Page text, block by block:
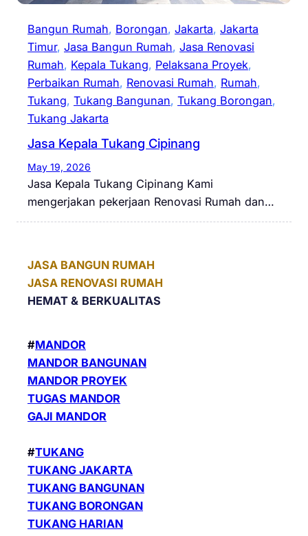
Bangun Rumah, Borongan, Jakarta, Jakarta
Timur, Jasa Bangun Rumah, Jasa Renovasi
Rumah, Kepala Tukang, Pelaksana Proyek
Perbaikan Rumah, Renovasi Rumah, Rumah
Tukang, Tukang Bangunan, Tukang Borongan
Tukang Jakarta
Jasa Kepala Tukang Cipinang
May 19, 2026
Jasa Kepala Tukang Cipinang Kami
mengerjakan pekerjaan Renovasi Rumah dan…
JASA BANGUN RUMAH
JASA RENOVASI RUMAH
HEMAT & BERKUALITAS
#MANDOR
MANDOR BANGUNAN
MANDOR PROYEK
TUGAS MANDOR
GAJI MANDOR
#TUKANG
TUKANG JAKARTA
TUKANG BANGUNAN
TUKANG BORONGAN
TUKANG HARIAN